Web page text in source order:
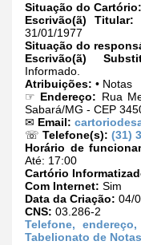
Situação do Cartório:
Escrivão(ã) Titular:
31/01/1977
Situação do
Escrivão(ã)
Informado.
Atribuições: • Notas
☞ Endereço: Rua
Sabará/MG - CEP
✉ Email:
☏ Telefone(s): (31)
Horário de
Até: 17:00
Cartório
Com Internet: Sim
Data da Criação: 04/
CNS: 03.286-2
Telefone,
Tabelionato de Notas